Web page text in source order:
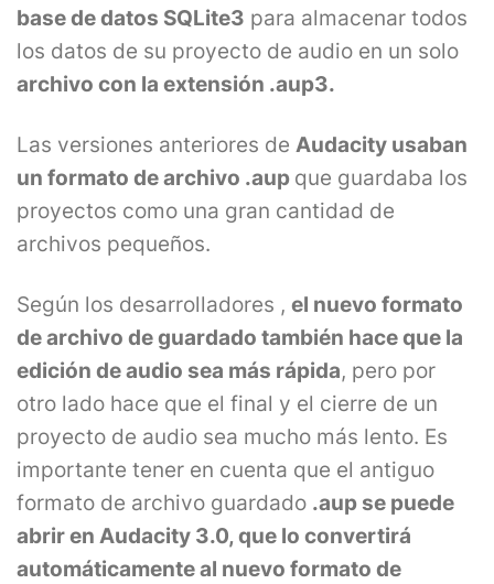
base de datos SQLite3 para almacenar todos
los datos de su proyecto de audio en un solo
archivo con la extensión .aup3.
Las versiones anteriores de Audacity usaban
un formato de archivo .aup que guardaba los
proyectos como una gran cantidad de
archivos pequeños.
Según los desarrolladores , el nuevo formato
de archivo de guardado también hace que la
edición de audio sea más rápida, pero por
otro lado hace que el final y el cierre de un
proyecto de audio sea mucho más lento. Es
importante tener en cuenta que el antiguo
formato de archivo guardado .aup se puede
abrir en Audacity 3.0, que lo convertirá
automáticamente al nuevo formato de